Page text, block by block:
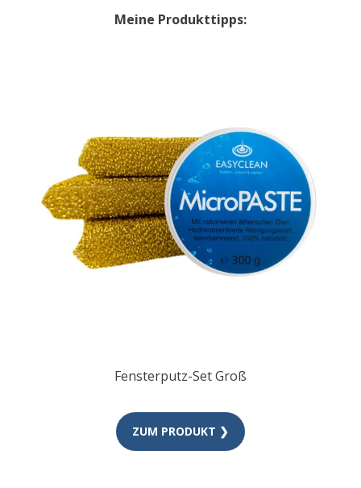
Meine Produkttipps:
Fensterputz-Set Groß
ZUM PRODUKT ❯